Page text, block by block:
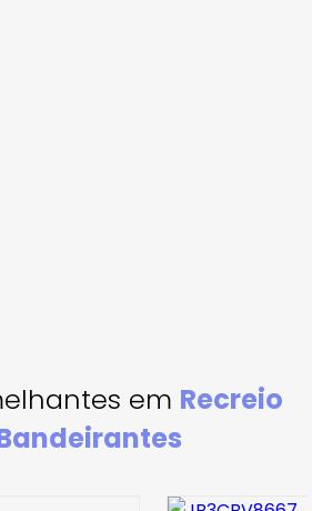
em Recreio